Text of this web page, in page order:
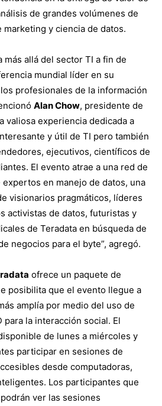
de grandes volúmenes de
marketing y ciencia de datos.
más allá del sector TI a fin de
mundial líder en su
profesionales de la información
Alan Chow, presidente de
valiosa experiencia dedicada a
y útil de TI pero también
ejecutivos, científicos de
El evento atrae a una red de
en manejo de datos, una
visionarios pragmáticos, líderes
activistas de datos, futuristas y
de Teradata en búsqueda de
negocios para el byte”, agregó.
ofrece un paquete de
posibilita que el evento llegue a
amplía por medio del uso de
la interacción social. El
de lunes a miércoles y
participar en sesiones de
desde computadoras,
Los participantes que
ver las sesiones